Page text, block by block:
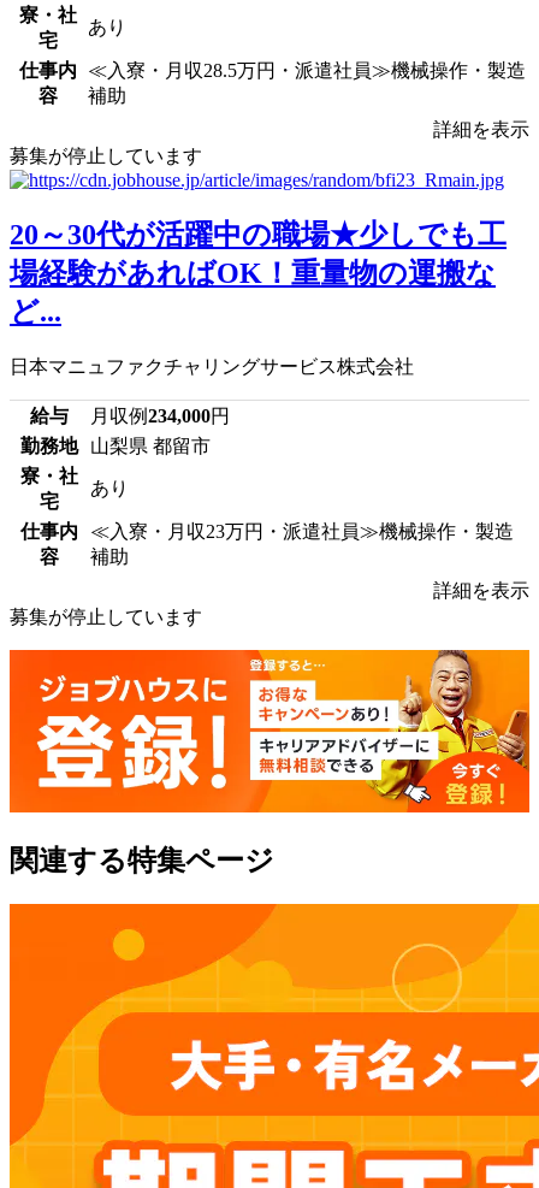
寮・社
宅
あり
仕事内
容
≪入寮・月収28.5万円・派遣社員≫機械操作・製造
補助
詳細を表示
募集が停止しています
20～30代が活躍中の職場★少しでも工
場経験があればOK！重量物の運搬な
ど...
日本マニュファクチャリングサービス株式会社
給与 月収例234,000円
勤務地
山梨県 都留市
寮・社
宅
あり
仕事内
容
≪入寮・月収23万円・派遣社員≫機械操作・製造
補助
詳細を表示
募集が停止しています
関連する特集ページ